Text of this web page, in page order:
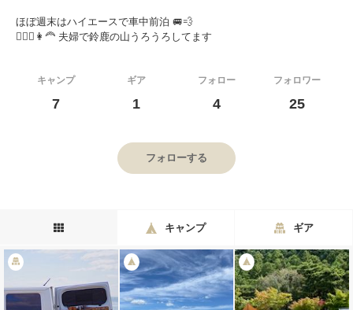
ほぼ週末はハイエースで車中前泊 🚐💨
🧔🏻‍♂️👩‍🦰 夫婦で鈴鹿の山うろうろしてます
キャンプ
7
ギア
1
フォロー
4
フォロワー
25
フォローする
キャンプ ギア